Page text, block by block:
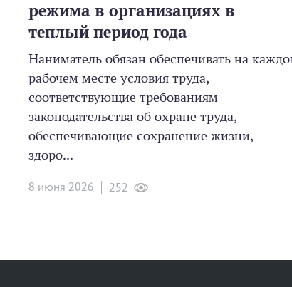
режима в организациях в
теплый период года
Наниматель обязан обеспечивать на
рабочем месте условия труда,
соответствующие требованиям
законодательства об охране труда,
обеспечивающие сохранение жизни,
здоро...
8 июня 2026 252